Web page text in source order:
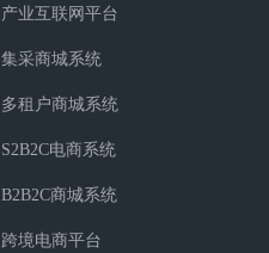
产业互联网平台
集采商城系统
多租户商城系统
S2B2C电商系统
B2B2C商城系统
跨境电商平台